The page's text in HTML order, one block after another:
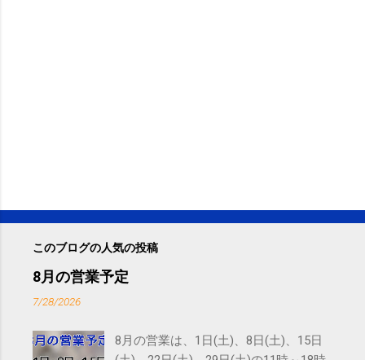
このブログの人気の投稿
8月の営業予定
7/28/2026
8月の営業は、1日(土)、8日(土)、15日